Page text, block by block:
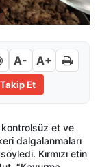
A- A+
Takip Et
kontrolsüz et ve
dalgalanmaları
Kırmızı etin